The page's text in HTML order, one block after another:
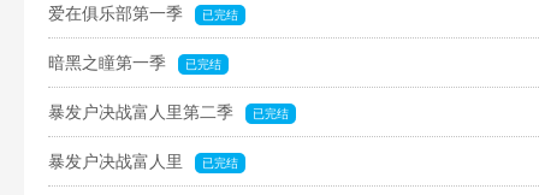
爱在俱乐部第一季 已完结
暗黑之瞳第一季 已完结
暴发户决战富人里第二季 已完结
暴发户决战富人里 已完结